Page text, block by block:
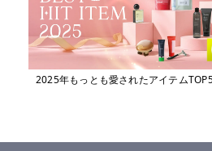
2025年もっとも愛されたアイテム